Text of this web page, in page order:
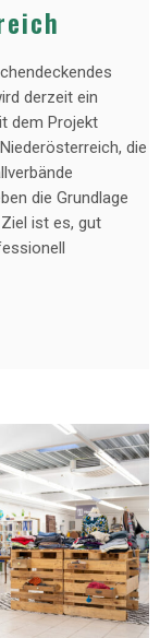
derzeit ein
dem Projekt
die
die Grundlage
ist es, gut